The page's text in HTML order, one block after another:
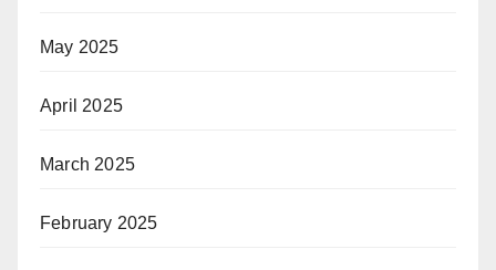
May 2025
April 2025
March 2025
February 2025